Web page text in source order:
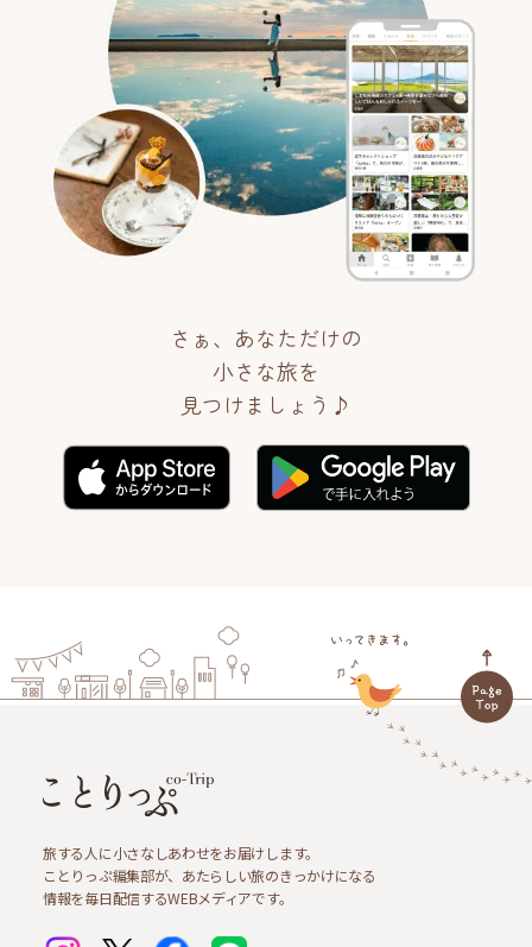
さぁ、あなただけの
小さな旅を
見つけましょう♪
旅する人に小さなしあわせをお届けします。
ことりっぷ編集部が、あたらしい旅のきっかけになる
情報を毎日配信するWEBメディアです。